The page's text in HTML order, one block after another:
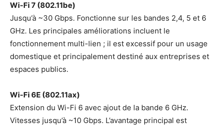
Wi-Fi 7 (802.11be)
Jusqu’à ~30 Gbps. Fonctionne sur les bandes 2,4, 5 et 6
GHz. Les principales améliorations incluent le
fonctionnement multi-lien ; il est excessif pour un usage
domestique et principalement destiné aux entreprises et
espaces publics.
Wi-Fi 6E (802.11ax)
Extension du Wi-Fi 6 avec ajout de la bande 6 GHz.
Vitesses jusqu’à ~10 Gbps. L’avantage principal est